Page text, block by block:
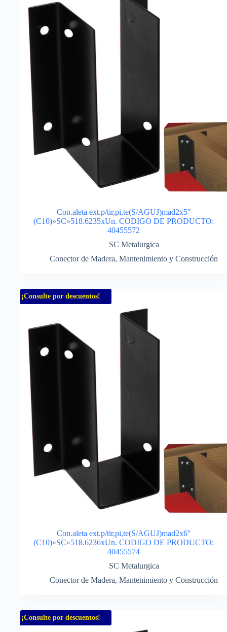
Con.aleta ext.p/tir,pi,te(S/AGUJ)mad2x5″
(C10)»SC»518.6235xUn. CODIGO DE PRODUCTO:
40455572
SC Metalurgica
Conector de Madera, Mantenimiento y Construcción
¡Consulte por descuentos!
Con.aleta ext.p/tir,pi,te(S/AGUJ)mad2x6″
(C10)»SC»518.6236xUn. CODIGO DE PRODUCTO:
40455574
SC Metalurgica
Conector de Madera, Mantenimiento y Construcción
¡Consulte por descuentos!